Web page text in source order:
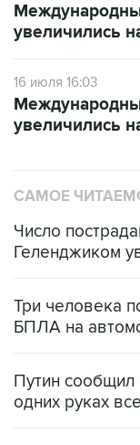
увеличились
16 июля 16:03
увеличились
САМОЕ
Число
Геленджиком
Три человека
БПЛА на
Путин сообщил
одних руках